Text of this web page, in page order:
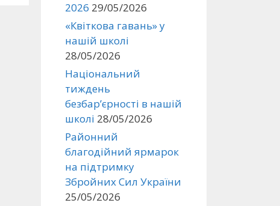
2026 29/05/2026
«Квіткова гавань» у
нашій школі
28/05/2026
Національний
тиждень
безбар’єрності в нашій
школі 28/05/2026
Районний
благодійний ярмарок
на підтримку
Збройних Сил України
25/05/2026